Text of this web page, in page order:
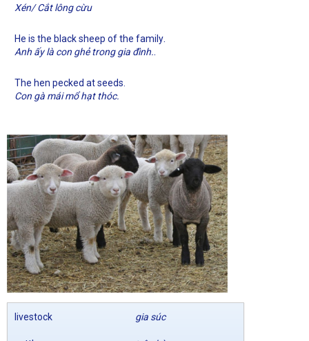
Xén/ Cắt lông cừu
He is the black sheep of the family.
Anh ấy là con ghẻ trong gia đình..
The hen pecked at seeds.
Con gà mái mổ hạt thóc.
livestock gia súc